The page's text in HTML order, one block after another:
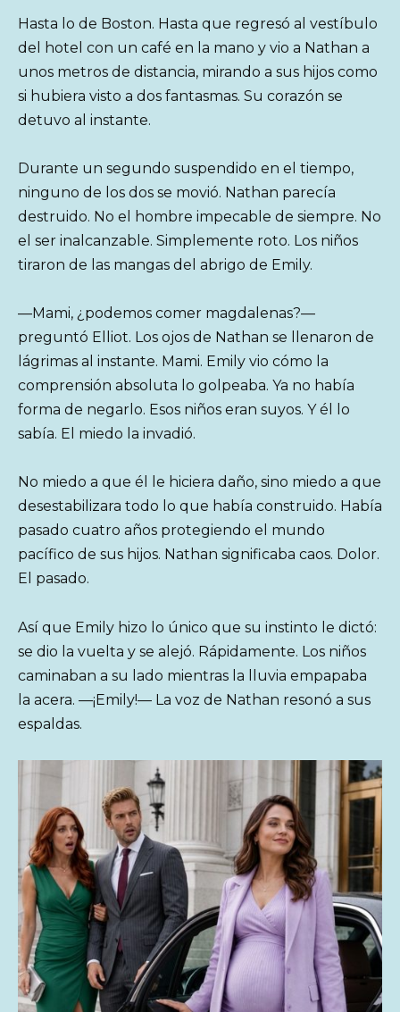
Hasta lo de Boston. Hasta que regresó al vestíbulo
del hotel con un café en la mano y vio a Nathan a
unos metros de distancia, mirando a sus hijos como
si hubiera visto a dos fantasmas. Su corazón se
detuvo al instante.
Durante un segundo suspendido en el tiempo,
ninguno de los dos se movió. Nathan parecía
destruido. No el hombre impecable de siempre. No
el ser inalcanzable. Simplemente roto. Los niños
tiraron de las mangas del abrigo de Emily.
—Mami, ¿podemos comer magdalenas?—
preguntó Elliot. Los ojos de Nathan se llenaron de
lágrimas al instante. Mami. Emily vio cómo la
comprensión absoluta lo golpeaba. Ya no había
forma de negarlo. Esos niños eran suyos. Y él lo
sabía. El miedo la invadió.
No miedo a que él le hiciera daño, sino miedo a que
desestabilizara todo lo que había construido. Había
pasado cuatro años protegiendo el mundo
pacífico de sus hijos. Nathan significaba caos. Dolor.
El pasado.
Así que Emily hizo lo único que su instinto le dictó:
se dio la vuelta y se alejó. Rápidamente. Los niños
caminaban a su lado mientras la lluvia empapaba
la acera. —¡Emily!— La voz de Nathan resonó a sus
espaldas.